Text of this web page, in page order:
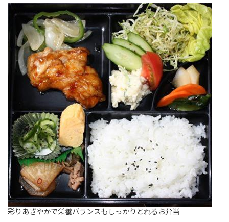
彩りあざやかで栄養バランスもしっかりとれるお弁当